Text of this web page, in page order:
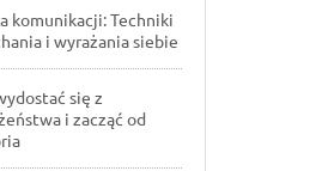
komunikacji: Techniki
i wyrażania siebie
się z
i zacząć od